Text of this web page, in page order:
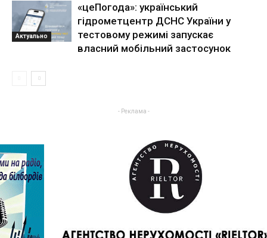
Актуально
«цеПогода»: український
гідрометцентр ДСНС України у
тестовому режимі запускає
власний мобільний застосунок
- Реклама -